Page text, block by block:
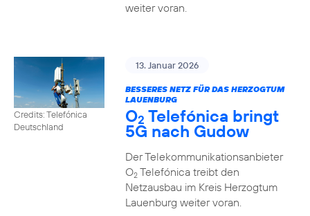
weiter voran.
Credits: Telefónica
Deutschland
13. Januar 2026
BESSERES NETZ FÜR DAS HERZOGTUM
LAUENBURG
O2 Telefónica bringt
5G nach Gudow
Der Telekommunikationsanbieter
O2Telefónica treibt den
Netzausbau im Kreis Herzogtum
Lauenburg weiter voran.